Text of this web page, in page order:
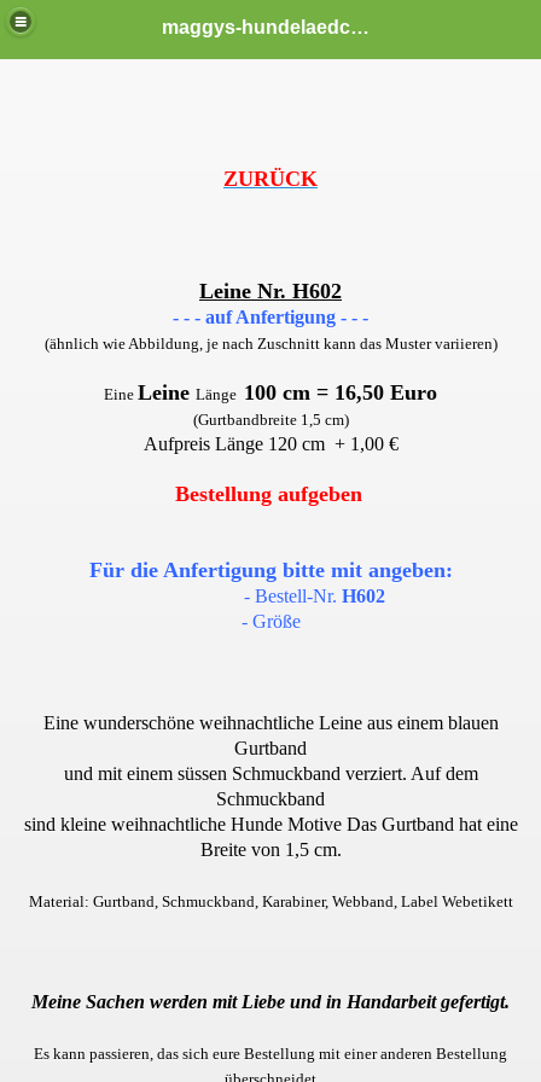
maggys-hundelaedchen
ZURÜCK
Leine Nr. H602
- - - auf Anfertigung - - -
(ähnlich wie Abbildung, je nach Zuschnitt kann das Muster variieren)
Eine Leine Länge 100 cm = 16,50 Euro
(Gurtbandbreite 1,5 cm)
Aufpreis Länge 120 cm + 1,00 €
Bestellung aufgeben
Für die Anfertigung bitte mit angeben:
- Bestell-Nr. H602
- Größe
Eine wunderschöne weihnachtliche Leine aus einem blauen
Gurtband
und mit einem süssen Schmuckband verziert. Auf dem
Schmuckband
sind kleine weihnachtliche Hunde MotiveDas Gurtband hat eine
Breite von 1,5 cm.
Material: Gurtband, Schmuckband, Karabiner, Webband, Label Webetikett
Meine Sachen werden mit Liebe und in Handarbeit gefertigt.
Es kann passieren, das sich eure Bestellung mit einer anderen Bestellung
Widerrufsbelehrung und AGB